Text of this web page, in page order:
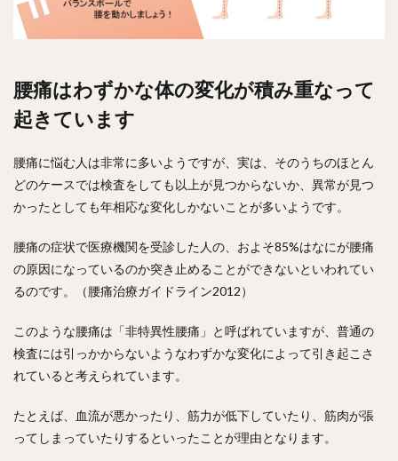
腰痛はわずかな体の変化が積み重なって
起きています
腰痛に悩む人は非常に多いようですが、実は、そのうちのほとん
どのケースでは検査をしても以上が見つからないか、異常が見つ
かったとしても年相応な変化しかないことが多いようです。
腰痛の症状で医療機関を受診した人の、およそ85%はなにが腰痛
の原因になっているのか突き止めることができないといわれてい
るのです。（腰痛治療ガイドライン2012）
このような腰痛は「非特異性腰痛」と呼ばれていますが、普通の
検査には引っかからないようなわずかな変化によって引き起こさ
れていると考えられています。
たとえば、血流が悪かったり、筋力が低下していたり、筋肉が張
ってしまっていたりするといったことが理由となります。